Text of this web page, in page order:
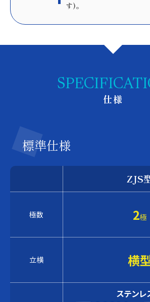
す)。
仕様
標準仕様
ZJS
極数 2極
立横 横
ステンレ